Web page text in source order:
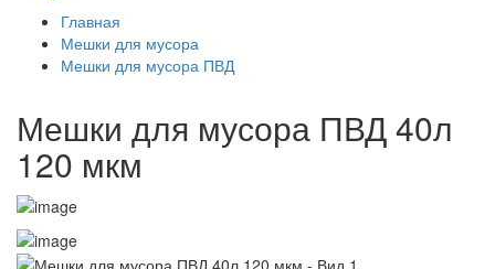
Главная
Мешки для мусора
Мешки для мусора ПВД
Мешки для мусора ПВД 40л
120 мкм